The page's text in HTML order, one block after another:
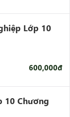
Lớp 10
600,000đ
10 Chương